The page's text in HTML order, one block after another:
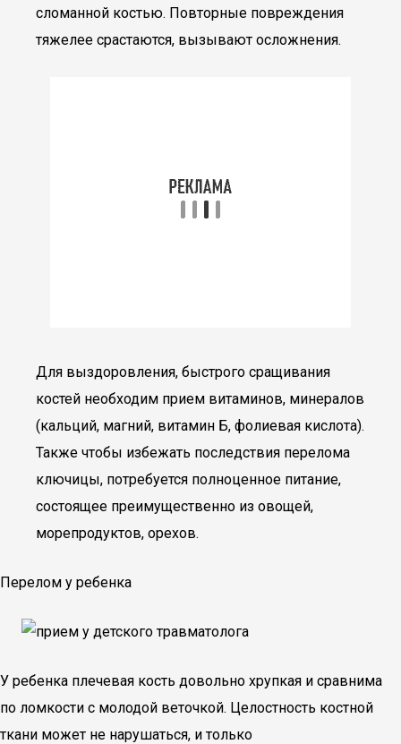
сломанной костью. Повторные повреждения
тяжелее срастаются, вызывают осложнения.
Для выздоровления, быстрого сращивания
костей необходим прием витаминов, минералов
(кальций, магний, витамин Б, фолиевая кислота).
Также чтобы избежать последствия перелома
ключицы, потребуется полноценное питание,
состоящее преимущественно из овощей,
морепродуктов, орехов.
Перелом у ребенка
У ребенка плечевая кость довольно хрупкая и сравнима
по ломкости с молодой веточкой. Целостность костной
ткани может не нарушаться, и только